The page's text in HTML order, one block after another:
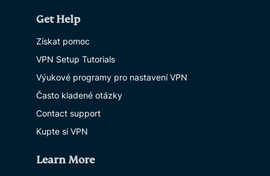
Get Help
Získat pomoc
VPN Setup Tutorials
Výukové programy pro nastavení VPN
Často kladené otázky
Contact support
Kupte si VPN
Learn More